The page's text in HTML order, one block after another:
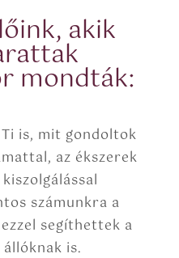
akik
mondták:
is, mit gondoltok
az ékszerek
számunkra a
segíthettek a
is.